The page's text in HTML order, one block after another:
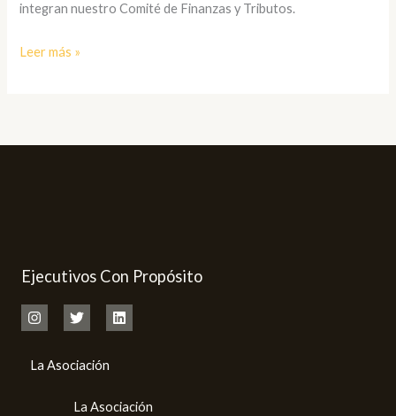
integran nuestro Comité de Finanzas y Tributos.
Leer más »
Ejecutivos Con Propósito
La Asociación
La Asociación